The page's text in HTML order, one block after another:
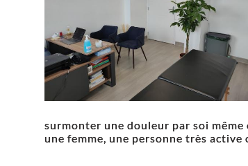
surmonter une douleur par soi même
une femme, une personne très active